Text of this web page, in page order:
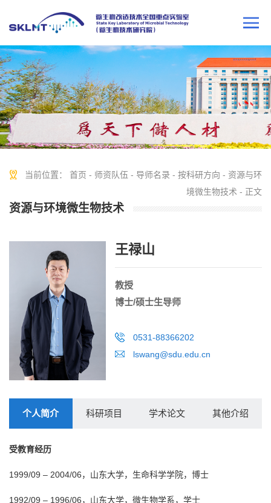
当前位置： 首页 - 师资队伍 - 导师名录 - 按科研方向 - 资源与环
境微生物技术 - 正文
资源与环境微生物技术
王禄山
教授
博士/硕士生导师
0531-88366202
lswang@sdu.edu.cn
个人简介 科研项目 学术论文 其他介绍
受教育经历
1999/09 – 2004/06，山东大学，生命科学学院，博士
1992/09 – 1996/06，山东大学，微生物学系，学士